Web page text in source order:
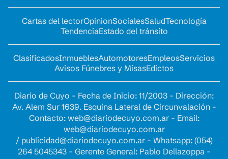
Cartas del lectorOpinionSocialesSaludTecnología
TendenciaEstado del tránsito
ClasificadosInmueblesAutomotoresEmpleosServicios
Avisos Fúnebres y MisasEdictos
Diario de Cuyo - Fecha de Inicio: 11/2003 - Dirección:
Av. Alem Sur 1639. Esquina Lateral de Circunvalación -
Contacto: web@diariodecuyo.com.ar- Email:
web@diariodecuyo.com.ar
/ publicidad@diariodecuyo.com.ar- Whatsapp: (054)
264 5045343 - Gerente General: Pablo Dellazoppa -